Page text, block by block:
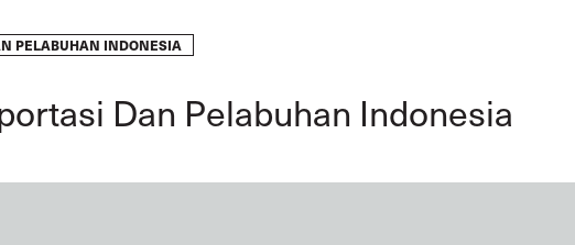
PELABUHAN INDONESIA
Dan Pelabuhan Indonesia